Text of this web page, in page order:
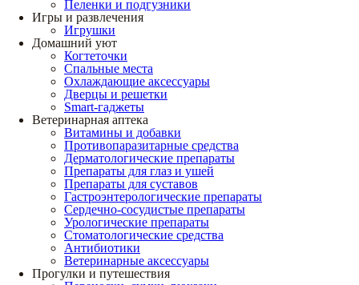
Пеленки и подгузники
Игры и развлечения
Игрушки
Домашний уют
Когтеточки
Спальные места
Охлаждающие аксессуары
Дверцы и решетки
Smart-гаджеты
Ветеринарная аптека
Витамины и добавки
Противопаразитарные средства
Дерматологические препараты
Препараты для глаз и ушей
Препараты для суставов
Гастроэнтерологические препараты
Сердечно-сосудистые препараты
Урологические препараты
Стоматологические средства
Антибиотики
Ветеринарные аксессуары
Прогулки и путешествия